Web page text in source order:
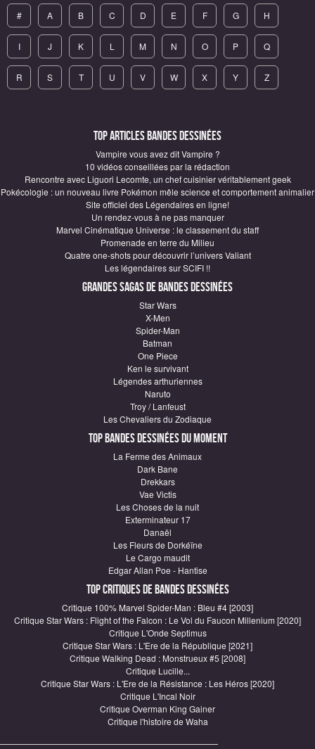
# A B C D E F G H
I J K L M N O P Q
R S T U V W X Y Z
Top articles Bandes Dessinées
Vampire vous avez dit Vampire ?
10 vidéos conseillées par la rédaction
Rencontre avec Liguori Lecomte, un chef cuisinier véritablement geek
Pokécologie : un nouveau livre Pokémon mêle science et comportement animalier
Site officiel des Légendaires en ligne!
Un rendez-vous à ne pas manquer
Marvel Cinématique Universe : le classement du staff
Promenade en terre du Milieu
Quatre one-shots pour découvrir l’univers Valiant
Les légendaires sur SCIFI !!
Grandes sagas de Bandes Dessinées
Star Wars
X-Men
Spider-Man
Batman
One Piece
Ken le survivant
Légendes arthuriennes
Naruto
Troy / Lanfeust
Les Chevaliers du Zodiaque
Top Bandes Dessinées du moment
La Ferme des Animaux
Dark Bane
Drekkars
Vae Victis
Les Choses de la nuit
Exterminateur 17
Danaël
Les Fleurs de Dorkéïne
Le Cargo maudit
Edgar Allan Poe - Hantise
Top critiques de Bandes Dessinées
Critique 100% Marvel Spider-Man : Bleu #4 [2003]
Critique Star Wars : Flight of the Falcon : Le Vol du Faucon Millenium [2020]
Critique L'Onde Septimus
Critique Star Wars : L'Ere de la République [2021]
Critique Walking Dead : Monstrueux #5 [2008]
Critique Lucille...
Critique Star Wars : L'Ere de la Résistance : Les Héros [2020]
Critique L'Incal Noir
Critique Overman King Gainer
Critique l'histoire de Waha